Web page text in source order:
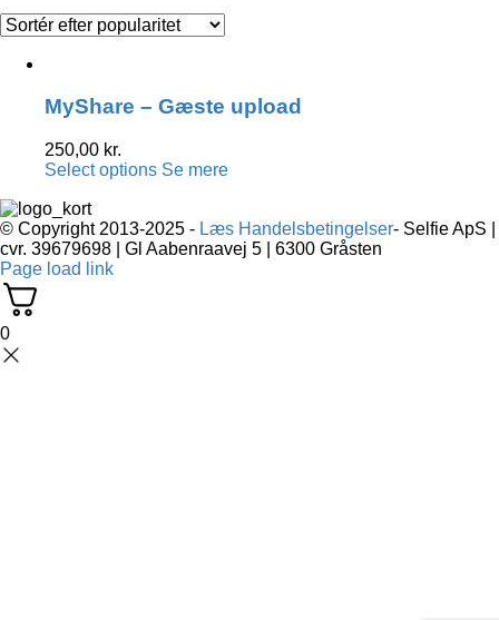
MyShare – Gæste upload
250,00 kr.
Select options Se mere
© Copyright 2013-2025 - Læs Handelsbetingelser- Selfie ApS |
cvr. 39679698 | Gl Aabenraavej 5 | 6300 Gråsten
Page load link
0